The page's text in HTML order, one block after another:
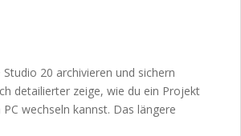
20 archivieren und sichern
detailierter zeige, wie du ein Projekt
wechseln kannst. Das längere